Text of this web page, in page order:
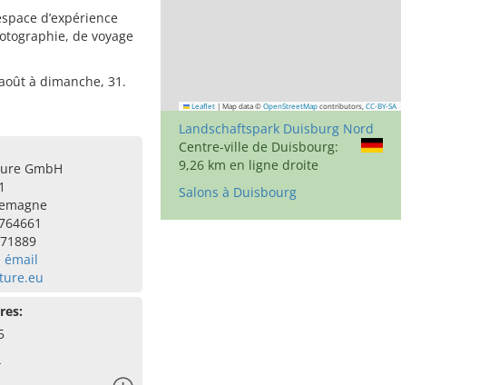
d’expérience
de voyage
à dimanche, 31.
GmbH
émail
Leaflet | Map data © OpenStreetMap contributors, CC-BY-SA
Landschaftspark Duisburg Nord
Centre-ville de Duisbourg:
9,26 km en ligne droite
Salons à Duisbourg